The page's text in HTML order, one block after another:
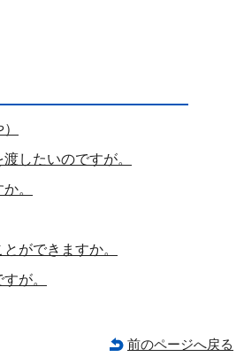
したいのですが。
。
ができますか。
が。
前のページへ戻る